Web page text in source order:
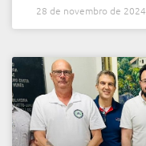
28 de novembro de 2024